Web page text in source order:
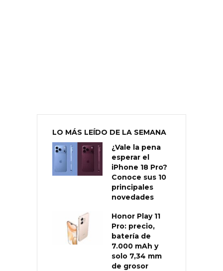
LO MÁS LEÍDO DE LA SEMANA
¿Vale la pena
esperar el
iPhone 18 Pro?
Conoce sus 10
principales
novedades
Honor Play 11
Pro: precio,
batería de
7.000 mAh y
solo 7,34 mm
de grosor